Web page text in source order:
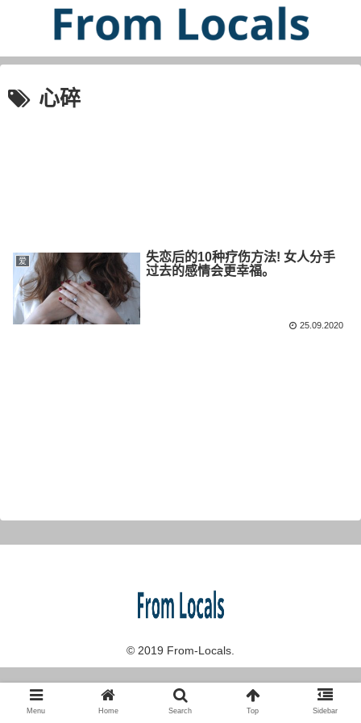
心碎
爱
失恋后的10种疗伤方法! 女人分手
过去的感情会更幸福。
25.09.2020
© 2019 From-Locals.
Menu Home Search Top Sidebar